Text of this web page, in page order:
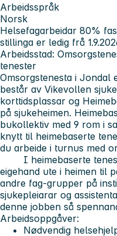
Arbeidsspråk
Norsk
Helsefagarbeidar 80%
stillinga er ledig frå
Arbeidsstad:
tenester
Omsorgstenesta i Jondal
består av Vikevollen
korttidsplassar og
på sjukeheimen.
bukollektiv med 9 rom i
knytt til heimebaserte
du arbeide i turnus med
I heimebaserte
eigehand ute i heimen til
andre fag-grupper på
sjukepleiarar og
denne jobben så
Arbeidsoppgåver:
Nødvendig